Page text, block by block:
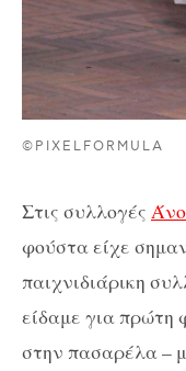
©PIXELFORMULA
Στις συλλογές
φούστα είχε
παιχνιδιάρικη
είδαμε για πρώτη
στην πασαρέλα –